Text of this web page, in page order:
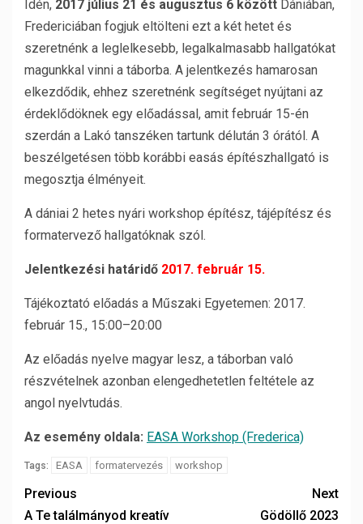
Idén, 2017 július 21 és augusztus 6 között Dániában,
Fredericiában fogjuk eltölteni ezt a két hetet és
szeretnénk a leglelkesebb, legalkalmasabb hallgatókat
magunkkal vinni a táborba. A jelentkezés hamarosan
elkezdődik, ehhez szeretnénk segítséget nyújtani az
érdeklődöknek egy előadással, amit február 15-én
szerdán a Lakó tanszéken tartunk délután 3 órától. A
beszélgetésen több korábbi easás építészhallgató is
megosztja élményeit.
A dániai 2 hetes nyári workshop építész, tájépítész és
formatervező hallgatóknak szól.
Jelentkezési határidő 2017. február 15.
Tájékoztató előadás a Műszaki Egyetemen: 2017.
február 15., 15:00–20:00
Az előadás nyelve magyar lesz, a táborban való
részvételnek azonban elengedhetetlen feltétele az
angol nyelvtudás.
Az esemény oldala: EASA Workshop (Frederica)
Tags: EASA formatervezés workshop
Previous
A Te találmányod kreatív
Next
Gödöllő 2023